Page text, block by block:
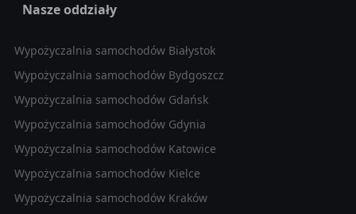
Nasze oddziały
Wypożyczalnia samochodów Białystok
Wypożyczalnia samochodów Bydgoszcz
Wypożyczalnia samochodów Gdańsk
Wypożyczalnia samochodów Gdynia
Wypożyczalnia samochodów Katowice
Wypożyczalnia samochodów Kielce
Wypożyczalnia samochodów Kraków